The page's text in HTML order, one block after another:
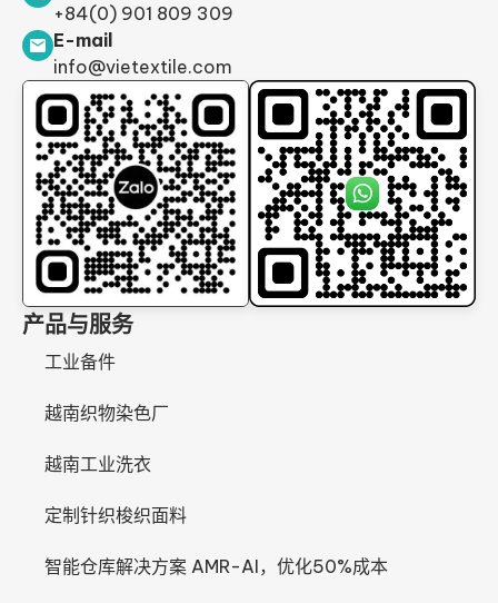
+84(0) 901 809 309
E-mail
info@vietextile.com
产品与服务
工业备件
越南织物染色厂
越南工业洗衣
定制针织梭织面料
智能仓库解决方案 AMR-AI，优化50%成本